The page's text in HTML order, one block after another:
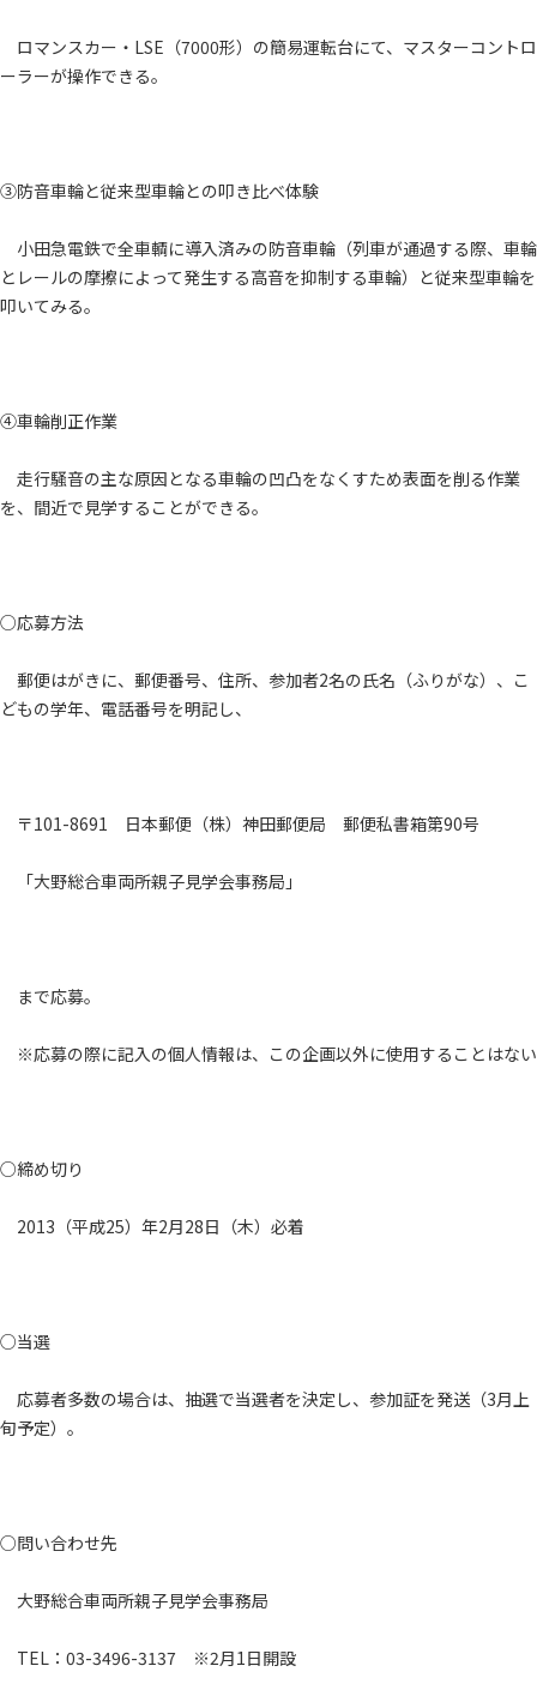
ロマンスカー・LSE（7000形）の簡易運転台にて、マスターコントロ
ーラーが操作できる。
③防音車輪と従来型車輪との叩き比べ体験
小田急電鉄で全車輌に導入済みの防音車輪（列車が通過する際、車輪
とレールの摩擦によって発生する高音を抑制する車輪）と従来型車輪を
叩いてみる。
④車輪削正作業
走行騒音の主な原因となる車輪の凹凸をなくすため表面を削る作業
を、間近で見学することができる。
○応募方法
郵便はがきに、郵便番号、住所、参加者2名の氏名（ふりがな）、こ
どもの学年、電話番号を明記し、
〒101-8691 日本郵便（株）神田郵便局 郵便私書箱第90号
「大野総合車両所親子見学会事務局」
まで応募。
※応募の際に記入の個人情報は、この企画以外に使用することはない
○締め切り
2013（平成25）年2月28日（木）必着
○当選
応募者多数の場合は、抽選で当選者を決定し、参加証を発送（3月上
旬予定）。
○問い合わせ先
大野総合車両所親子見学会事務局
TEL：03-3496-3137 ※2月1日開設